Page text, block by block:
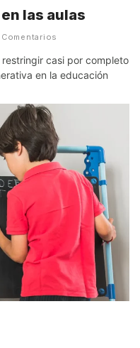
las aulas
Comentarios
casi por completo
en la educación